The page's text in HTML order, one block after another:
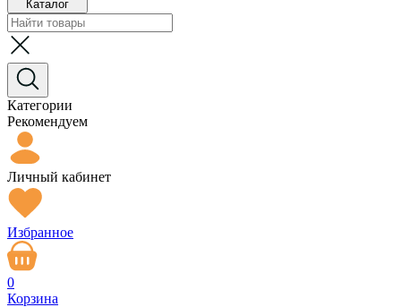
Каталог
Категории
Рекомендуем
Личный кабинет
Избранное
0
Корзина